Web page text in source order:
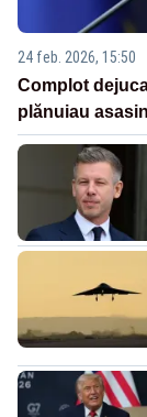
24 feb. 2026, 15:50
Complot
plănuiau